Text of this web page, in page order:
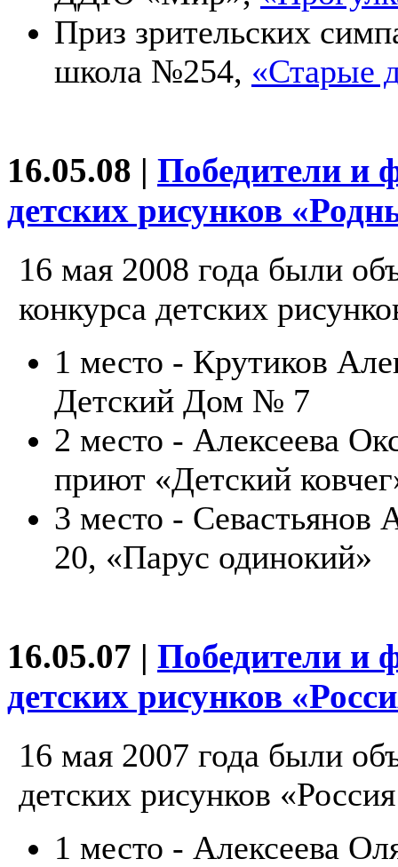
Приз зрительских
школа №254, «Старые
16.05.08 | Победители и
детских рисунков
16 мая 2008 года были
конкурса детских
1 место - Крутиков
Детский Дом № 7
2 место - Алексеева
приют «Детский
3 место -
20, «Парус одинокий»
16.05.07 | Победители и
детских рисунков
16 мая 2007 года были
детских рисунков
1 место - Алексеева